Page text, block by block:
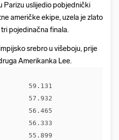
Parizu uslijedio pobjednički
američke ekipe, uzela je zlato
tri pojedinačna finala.
srebro u višeboju, prije
Amerikanka Lee.
59.131
(Bra)       57.932
56.465
56.333
55.899